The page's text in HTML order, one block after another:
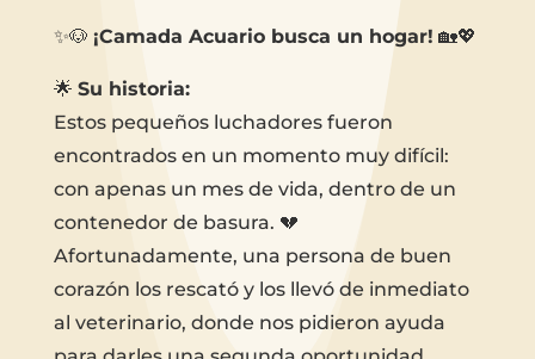
✨🐶 ¡Camada Acuario busca un hogar! 🏡💖
🌟 Su historia:
Estos pequeños luchadores fueron
encontrados en un momento muy difícil:
con apenas un mes de vida, dentro de un
contenedor de basura. 💔
Afortunadamente, una persona de buen
corazón los rescató y los llevó de inmediato
al veterinario, donde nos pidieron ayuda